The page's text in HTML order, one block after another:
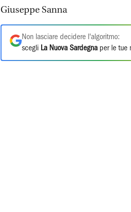
Giuseppe Sanna
Non lasciare decidere l'algoritmo:
scegli La Nuova Sardegna per le tue